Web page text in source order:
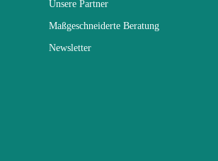
Unsere Partner
Maßgeschneiderte Beratung
Newsletter